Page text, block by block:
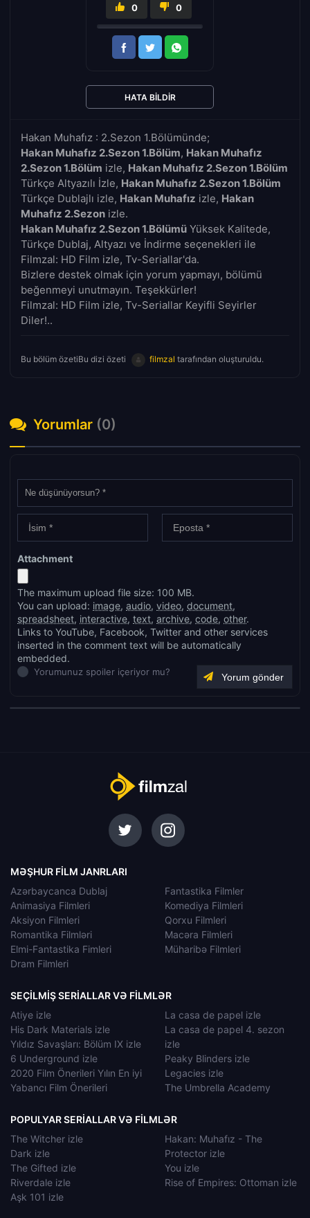
Hakan Muhafız : 2.Sezon 1.Bölümünde;
Hakan Muhafız 2.Sezon 1.Bölüm, Hakan Muhafız
2.Sezon 1.Bölüm izle, Hakan Muhafız 2.Sezon 1.Bölüm
Türkçe Altyazılı İzle, Hakan Muhafız 2.Sezon 1.Bölüm
Türkçe Dublajlı izle, Hakan Muhafız izle, Hakan
Muhafız 2.Sezon izle.
Hakan Muhafız 2.Sezon 1.Bölümü Yüksek Kalitede,
Türkçe Dublaj, Altyazı ve İndirme seçenekleri ile
Filmzal: HD Film izle, Tv-Seriallar'da.
Bizlere destek olmak için yorum yapmayı, bölümü
beğenmeyi unutmayın. Teşekkürler!
Filmzal: HD Film izle, Tv-Seriallar Keyifli Seyirler
Diler!..
Bu bölüm özetiBu dizi özeti filmzal tarafından oluşturuldu.
0 0
HATA BILDIR
Yorumlar (0)
Attachment
The maximum upload file size: 100 MB.
You can upload: image, audio, video, document,
spreadsheet, interactive, text, archive, code, other.
Links to YouTube, Facebook, Twitter and other services
inserted in the comment text will be automatically
embedded.
Yorumunuz spoiler içeriyor mu?
MƏŞHUR FILM JANRLARI
Azərbaycanca Dublaj
Animasiya Filmleri
Aksiyon Filmleri
Romantika Filmləri
Elmi-Fantastika Fimleri
Dram Filmleri
Fantastika Filmler
Komediya Filmleri
Qorxu Filmleri
Macəra Filmleri
Müharibə Filmleri
SEÇILMIŞ SERIALLAR VƏ FILMLƏR
Atiye izle
His Dark Materials izle
Yıldız Savaşları: Bölüm IX izle
6 Underground izle
2020 Film Önerileri Yılın En iyi
Yabancı Film Önerileri
La casa de papel izle
La casa de papel 4. sezon
izle
Peaky Blinders izle
Legacies izle
The Umbrella Academy
POPULYAR SERIALLAR VƏ FILMLƏR
The Witcher izle
Dark izle
The Gifted izle
Riverdale izle
Aşk 101 izle
Hakan: Muhafız - The
Protector izle
You izle
Rise of Empires: Ottoman izle